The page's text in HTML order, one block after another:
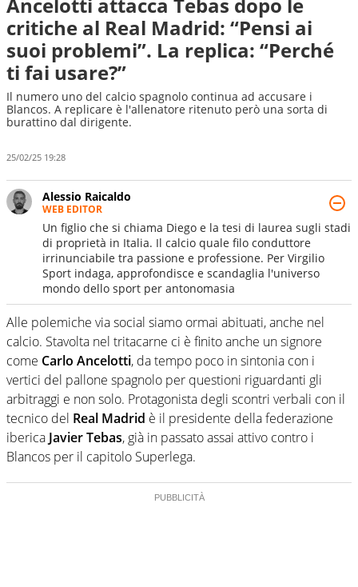
critiche al Real Madrid: “Pensi ai
suoi problemi”. La replica: “Perché
ti fai usare?”
Il numero uno del calcio spagnolo continua ad accusare i
Blancos. A replicare è l'allenatore ritenuto però una sorta di
burattino dal dirigente.
25/02/25 19:28
Alessio Raicaldo
WEB EDITOR
Un figlio che si chiama Diego e la tesi di laurea sugli stadi
di proprietà in Italia. Il calcio quale filo conduttore
irrinunciabile tra passione e professione. Per Virgilio
Sport indaga, approfondisce e scandaglia l'universo
mondo dello sport per antonomasia
Alle polemiche via social siamo ormai abituati, anche nel
calcio. Stavolta nel tritacarne ci è finito anche un signore
come Carlo Ancelotti, da tempo poco in sintonia con i
vertici del pallone spagnolo per questioni riguardanti gli
arbitraggi e non solo. Protagonista degli scontri verbali con il
tecnico del Real Madrid è il presidente della federazione
iberica Javier Tebas, già in passato assai attivo contro i
Blancos per il capitolo Superlega.